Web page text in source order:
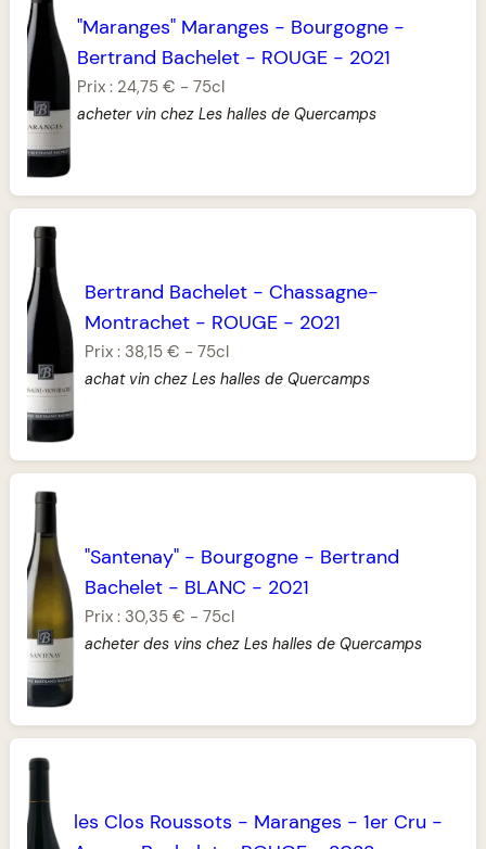
"Maranges" Maranges - Bourgogne -
Bertrand Bachelet - ROUGE - 2021
Prix : 24,75 € -75cl
acheter vin chez Les halles de Quercamps
Bertrand Bachelet- Chassagne-
Montrachet- ROUGE- 2021
Prix : 38,15 € - 75cl
achat vin chez Les halles de Quercamps
"Santenay" - Bourgogne - Bertrand
Bachelet - BLANC - 2021
Prix : 30,35 € -75cl
acheter des vins chez Les halles de Quercamps
les Clos Roussots - Maranges -1er Cru -